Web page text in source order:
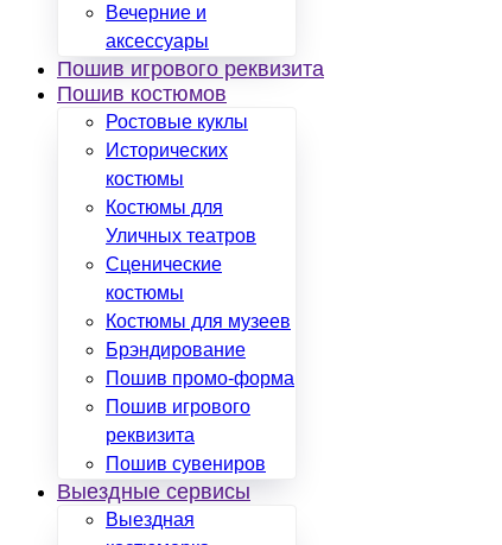
Вечерние и
аксессуары
Пошив игрового реквизита
Пошив костюмов
Ростовые куклы
Исторических
костюмы
Костюмы для
Уличных театров
Сценические
костюмы
Костюмы для музеев
Брэндирование
Пошив промо-форма
Пошив игрового
реквизита
Пошив сувениров
Выездные сервисы
Выездная